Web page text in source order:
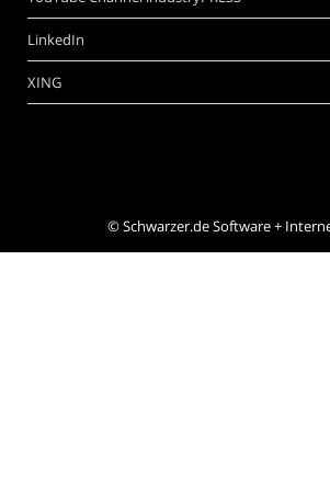
LinkedIn
XING
©Schwarzer.de Software +